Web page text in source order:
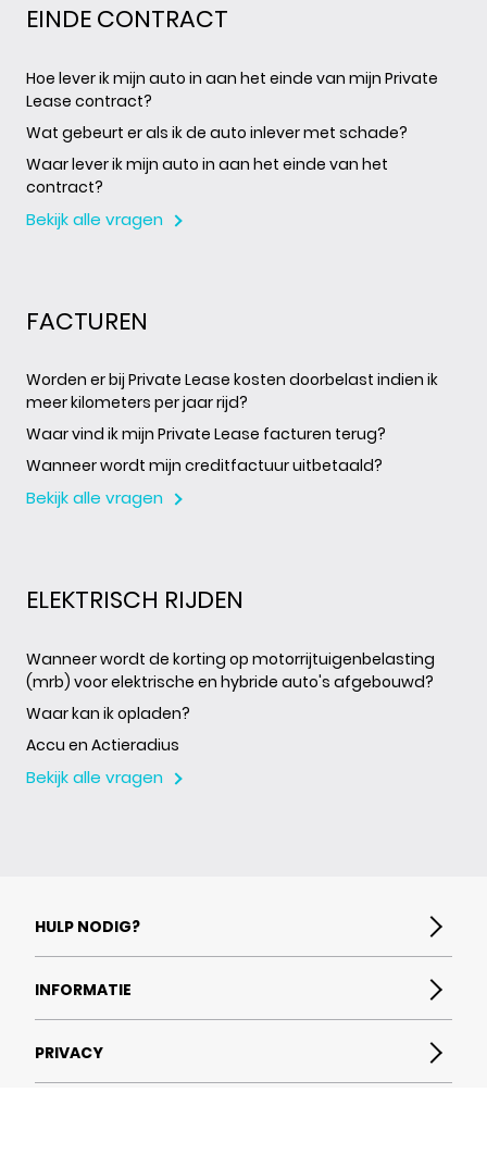
EINDE CONTRACT
Hoe lever ik mijn auto in aan het einde van mijn Private
Lease contract?
Wat gebeurt er als ik de auto inlever met schade?
Waar lever ik mijn auto in aan het einde van het
contract?
Bekijk alle vragen
FACTUREN
Worden er bij Private Lease kosten doorbelast indien ik
meer kilometers per jaar rijd?
Waar vind ik mijn Private Lease facturen terug?
Wanneer wordt mijn creditfactuur uitbetaald?
Bekijk alle vragen
ELEKTRISCH RIJDEN
Wanneer wordt de korting op motorrijtuigenbelasting
(mrb) voor elektrische en hybride auto's afgebouwd?
Waar kan ik opladen?
Accu en Actieradius
Bekijk alle vragen
HULP NODIG?
INFORMATIE
PRIVACY